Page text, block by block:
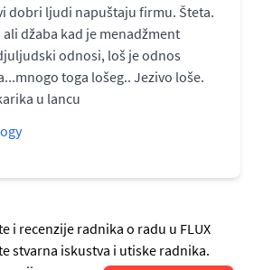
dobri ljudi napuštaju firmu. Šteta.
džaba kad je menadžment
odnosi, loš je odnos
toga lošeg.. Jezivo loše.
u lancu
i recenzije radnika o radu u FLUX
stvarna iskustva i utiske radnika.